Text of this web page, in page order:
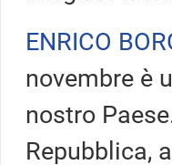
ENRICO
novembre è
nostro
Repubblica,